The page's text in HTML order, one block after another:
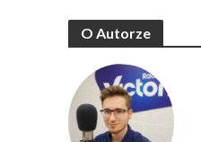
O Autorze